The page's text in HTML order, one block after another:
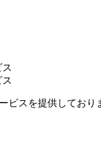
ビスを提供しており